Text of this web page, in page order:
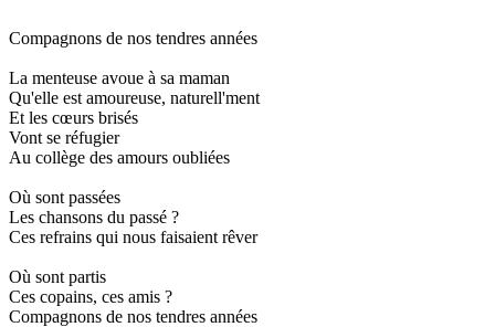
Compagnons de nos tendres années
La menteuse avoue à sa maman
Qu'elle est amoureuse, naturell'ment
Et les cœurs brisés
Vont se réfugier
Au collège des amours oubliées
Où sont passées
Les chansons du passé ?
Ces refrains qui nous faisaient rêver
Où sont partis
Ces copains, ces amis ?
Compagnons de nos tendres années